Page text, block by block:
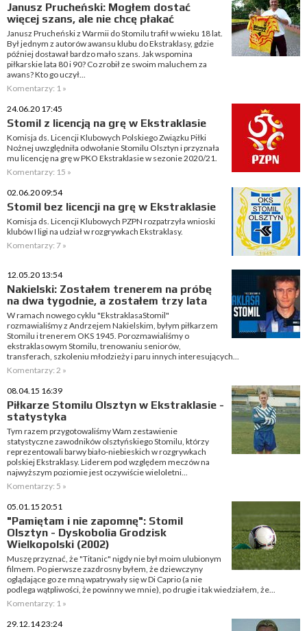
Janusz Prucheński: Mogłem dostać
więcej szans, ale nie chcę płakać
Janusz Prucheński z Warmii do Stomilu trafił w wieku 18 lat.
Był jednym z autorów awansu klubu do Ekstraklasy, gdzie
później dostawał bardzo mało szans. Jak wspomina
piłkarskie lata 80 i 90? Co zrobił ze swoim maluchem za
awans? Kto go uczył...
Komentarzy: 1 »
24.06.20 17:45
Stomil z licencją na grę w Ekstraklasie
Komisja ds. Licencji Klubowych Polskiego Związku Piłki
Nożnej uwzględniła odwołanie Stomilu Olsztyn i przyznała
mu licencję na grę w PKO Ekstraklasie w sezonie 2020/21.
Komentarzy: 15 »
02.06.20 09:54
Stomil bez licencji na grę w Ekstraklasie
Komisja ds. Licencji Klubowych PZPN rozpatrzyła wnioski
klubów I ligi na udział w rozgrywkach Ekstraklasy.
Komentarzy: 7 »
12.05.20 13:54
Nakielski: Zostałem trenerem na próbę
na dwa tygodnie, a zostałem trzy lata
W ramach nowego cyklu "EkstraklasaStomil"
rozmawialiśmy z Andrzejem Nakielskim, byłym piłkarzem
Stomilu i trenerem OKS 1945. Porozmawialiśmy o
ekstraklasowym Stomilu, trenowaniu seniorów,
transferach, szkoleniu młodzieży i paru innych interesujących...
Komentarzy: 2 »
08.04.15 16:39
Piłkarze Stomilu Olsztyn w Ekstraklasie -
statystyka
Tym razem przygotowaliśmy Wam zestawienie
statystyczne zawodników olsztyńskiego Stomilu, którzy
reprezentowali barwy biało-niebieskich w rozgrywkach
polskiej Ekstraklasy. Liderem pod względem meczów na
najwyższym poziomie jest oczywiście wieloletni...
Komentarzy: 5 »
05.01.15 20:51
"Pamiętam i nie zapomnę": Stomil
Olsztyn - Dyskobolia Grodzisk
Wielkopolski (2002)
Muszę przyznać, że "Titanic" nigdy nie był moim ulubionym
filmem. Po pierwsze zazdrosny byłem, że dziewczyny
oglądające go ze mną wpatrywały się w Di Caprio (a nie
podlega wątpliwości, że powinny we mnie), po drugie i tak wiedziałem, że...
Komentarzy: 1 »
29.12.14 23:24